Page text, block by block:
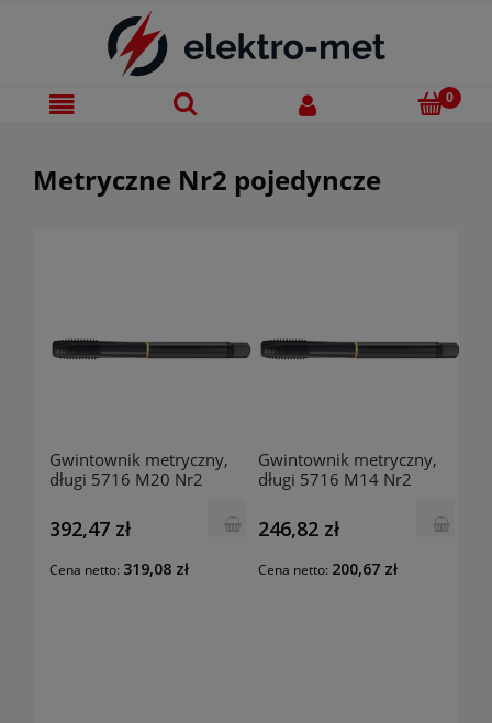
Metryczne Nr2 pojedyncze
Gwintownik metryczny,
długi 5716 M20 Nr2
392,47 zł
Cena netto: 319,08 zł
Gwintownik metryczny,
długi 5716 M14 Nr2
246,82 zł
Cena netto: 200,67 zł